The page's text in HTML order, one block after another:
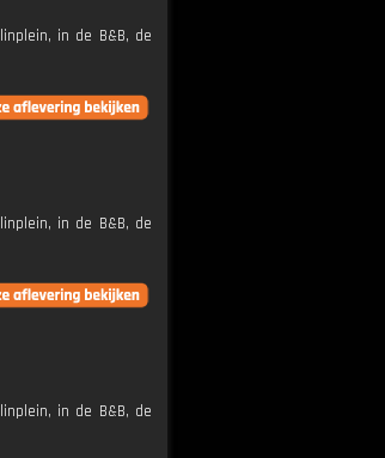
in de B&B, de
in de B&B, de
in de B&B, de